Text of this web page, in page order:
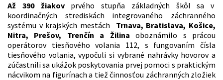
Až 390 žiakovprvého stupňa základných škôl sa v
koordinačných strediskách integrovaného záchranného
systému v krajských mestách Trnava, Bratislava, Košice,
Nitra, Prešov, Trenčín a Žilinaoboznámilo s prácou
operátorov tiesňového volania 112, s fungovaním čísla
tiesňového volania, vypočuli si vybrané nahrávky hovorov a
zúčastnili sa ukážok poskytovania prvej pomoci s praktickým
nácvikom na figurínach a tiež činnosťou záchranných zložiek